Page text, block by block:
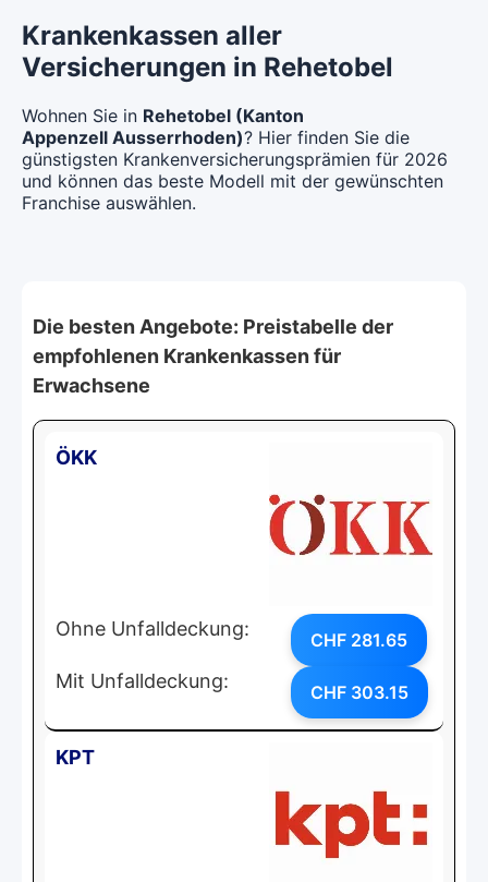
Krankenkassen aller
Versicherungen in Rehetobel
Wohnen Sie in Rehetobel (Kanton
Appenzell Ausserrhoden)? Hier finden Sie die
günstigsten Krankenversicherungsprämien für 2026
und können das beste Modell mit der gewünschten
Franchise auswählen.
Die besten Angebote: Preistabelle der
empfohlenen Krankenkassen für
Erwachsene
ÖKK
Ohne Unfalldeckung: CHF 281.65
Mit Unfalldeckung: CHF 303.15
KPT